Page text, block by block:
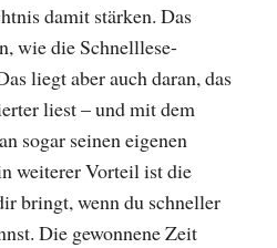
damit stärken. Das
wie die Schnelllese-
liegt aber auch daran, das
liest – und mit dem
sogar seinen eigenen
weiterer Vorteil ist die
bringt, wenn du schneller
Die gewonnene Zeit